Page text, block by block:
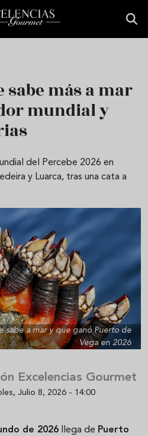
sabe más a mar
mundial y
del Percebe 2026 en
y Luarca, tras una cata a
sabe a mar y que ganó Puerto de
Vega en 2026
Excelencias Gourmet
Julio 8, 2026 - 14:00
de 2026 llega de Puerto